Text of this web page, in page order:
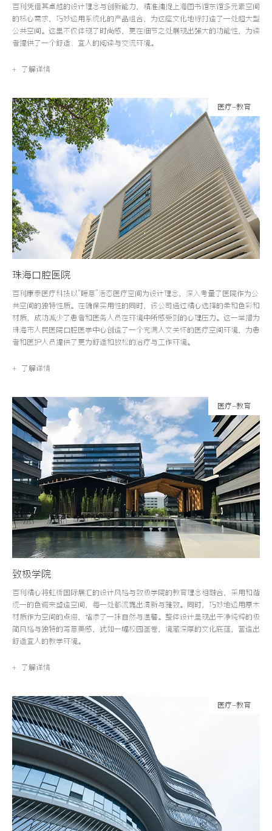
百利凭借其卓越的设计理念与创新能力，精准捕捉上海图书馆东馆多元素空间
的核心需求，巧妙运用系统化的产品组合，为这座文化地标打造了一处超大型
公共空间。这里不仅体现了时尚感，更在细节之处展现出强大的功能性，为读
者提供了一个舒适、宜人的阅读与交流环境。
+ 了解详情
医疗-教育
珠海口腔医院
百利康泰医疗科技以“暖意”活态医疗空间为设计理念，深入考量了医院作为公
共空间的独特性质。在确保实用性的同时，该公司通过精心选择的柔和色彩和
材质，成功减少了患者和医务人员在环境中所感受到的心理压力。这一举措为
珠海市人民医院口腔医学中心创造了一个充满人文关怀的医疗空间环境，为患
者和医护人员提供了更为舒适和放松的治疗与工作环境。
+ 了解详情
医疗-教育
致极学院
百利精心将虹桥国际展汇的设计风格与致极学院的教育理念相融合，采用和谐
统一的色调来塑造空间，每一处都流露出清新与雅致。同时，巧妙地运用原木
材质作为空间的点缀，增添了一抹自然与温馨。整体设计呈现出干净纯粹的极
简风格与独特的写意美感，犹如一幅校园画卷，境藏深厚的文化底蕴，营造出
舒适宜人的教学环境。
+ 了解详情
医疗-教育